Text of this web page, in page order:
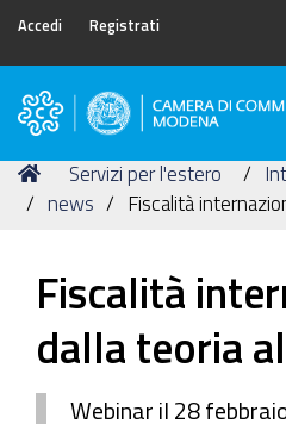
Accedi Registrati
Camera
Commercio
di
Tu
sei
Home
Servizi per l'estero
news
Fiscalità
Fiscalità
dalla teoria
Webinar il 28